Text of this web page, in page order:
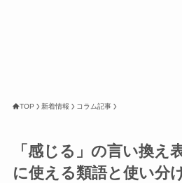
TOP 新着情報 コラム記事
「感じる」の言い換え
に使える類語と使い分